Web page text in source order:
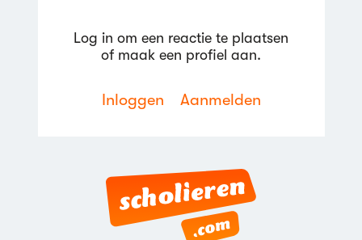
Log in om een reactie te plaatsen
of maak een profiel aan.
Inloggen Aanmelden